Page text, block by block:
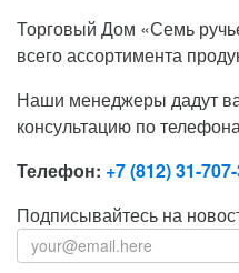
Торговый Дом «Семь
всего ассортимента
Наши менеджеры дадут
консультацию по
Телефон: +7 (812) 31-
Подписывайтесь на